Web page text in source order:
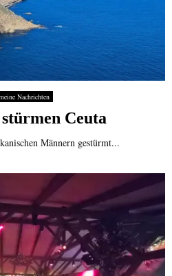
Nachrichten
Ceuta
Männern gestürmt...